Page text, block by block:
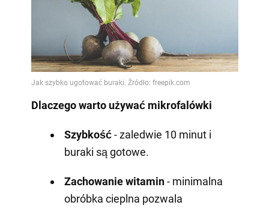
Dlaczego warto używać mikrofalówki
Szybkość- zaledwie 10 minut i
buraki są gotowe.
Zachowanie witamin- minimalna
obróbka cieplna pozwala